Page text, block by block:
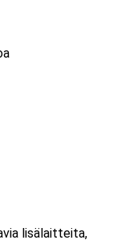
lisälaitteita,